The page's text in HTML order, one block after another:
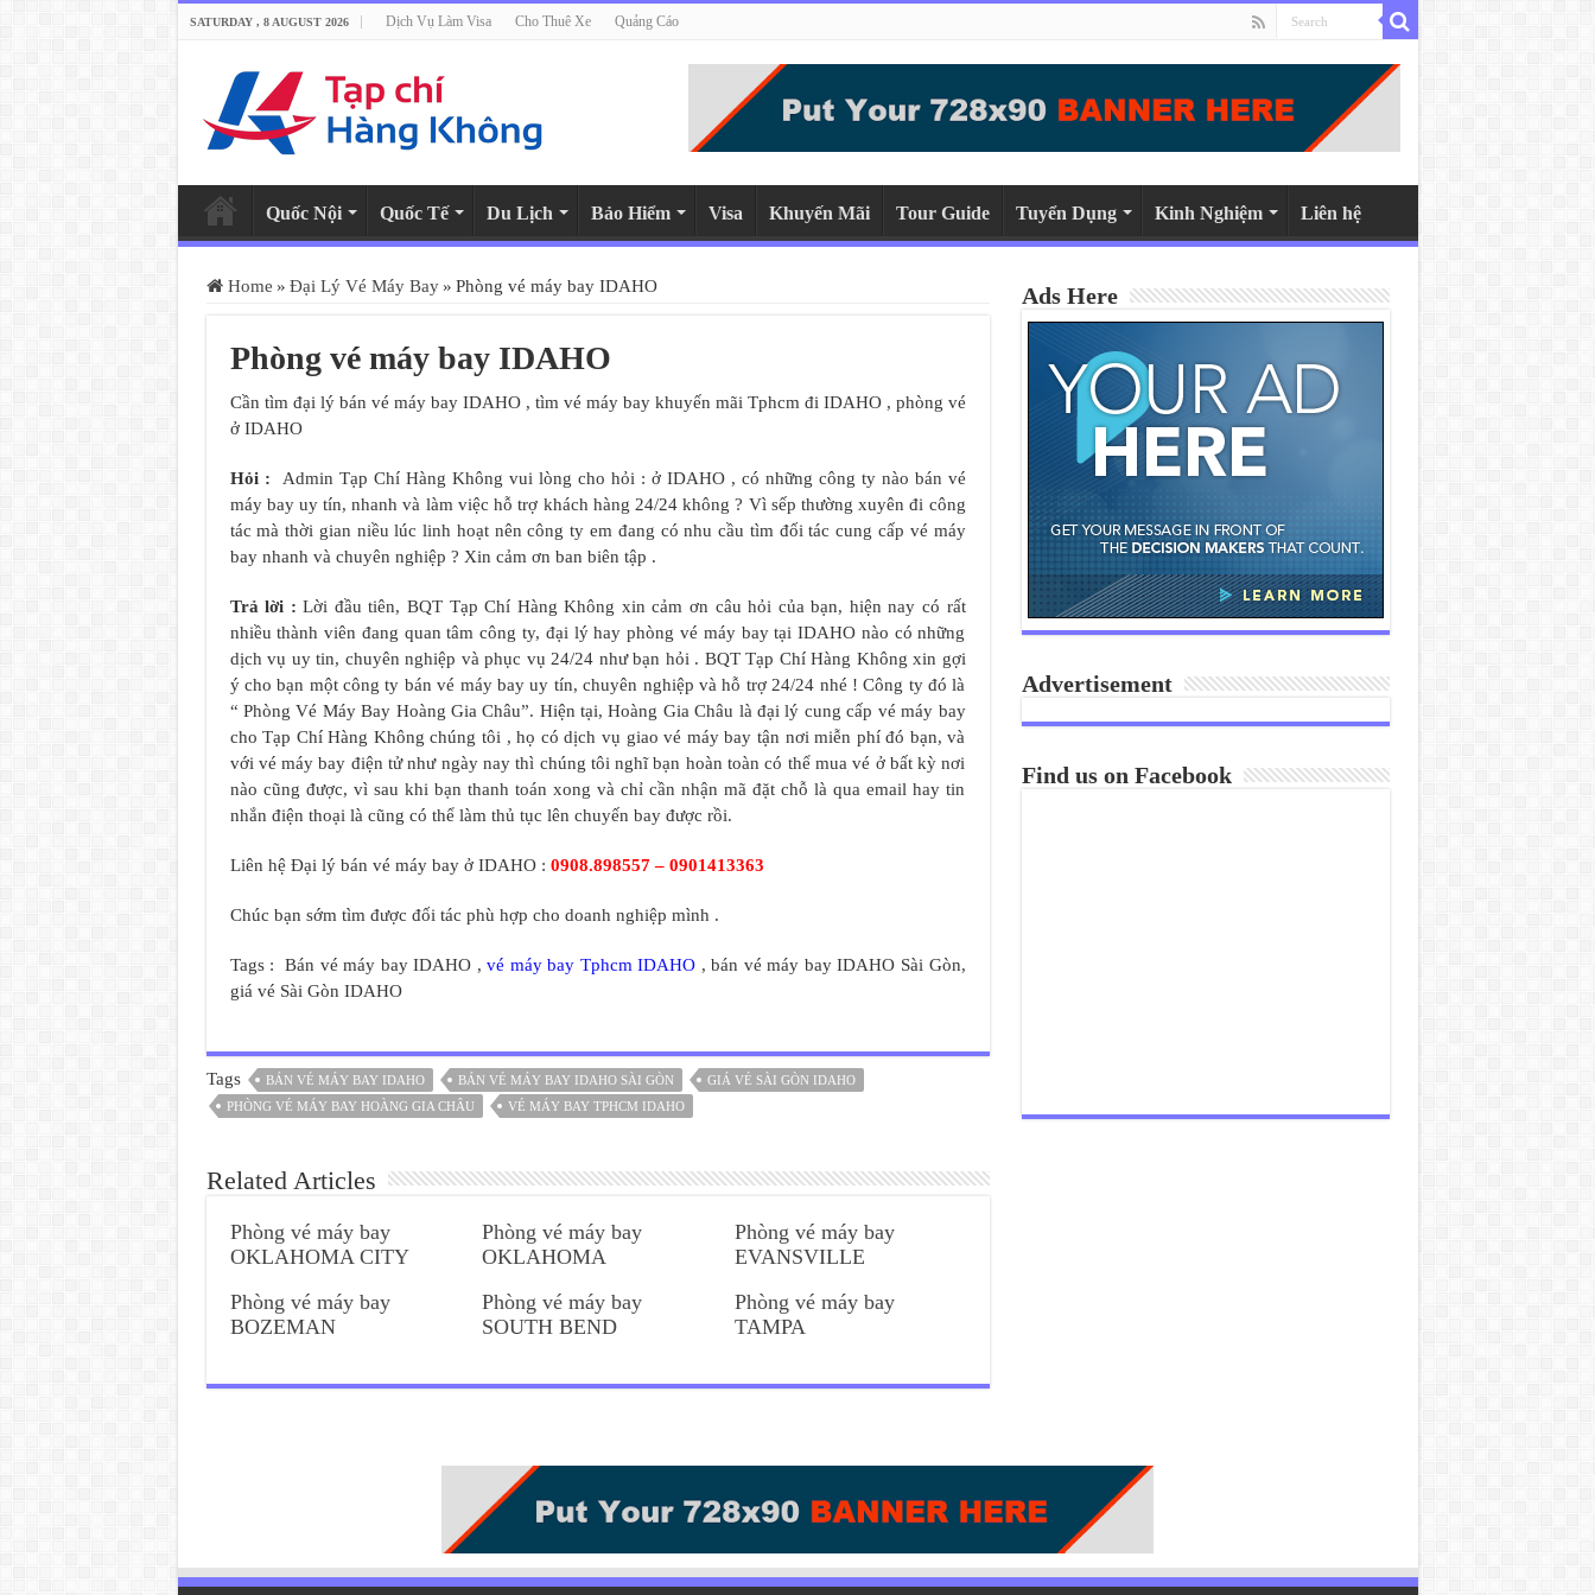
SATURDAY , 8 AUGUST 2026 Dịch Vụ Làm Visa Cho Thuê Xe Quảng Cáo
Quốc Nội Quốc Tế Du Lịch Bảo Hiểm Visa Khuyến Mãi Tour Guide Tuyển Dụng Kinh Nghiệm Liên hệ
Home » Đại Lý Vé Máy Bay » Phòng vé máy bay IDAHO
Phòng vé máy bay IDAHO
Cần tìm đại lý bán vé máy bay IDAHO , tìm vé máy bay khuyến mãi Tphcm đi IDAHO , phòng vé
ở IDAHO
Hỏi : Admin Tạp Chí Hàng Không vui lòng cho hỏi : ở IDAHO , có những công ty nào bán vé
máy bay uy tín, nhanh và làm việc hỗ trợ khách hàng 24/24 không ? Vì sếp thường xuyên đi công
tác mà thời gian niều lúc linh hoạt nên công ty em đang có nhu cầu tìm đối tác cung cấp vé máy
bay nhanh và chuyên nghiệp ? Xin cảm ơn ban biên tập .
Trả lời : Lời đầu tiên, BQT Tạp Chí Hàng Không xin cảm ơn câu hỏi của bạn, hiện nay có rất
nhiều thành viên đang quan tâm công ty, đại lý hay phòng vé máy bay tại IDAHO nào có những
dịch vụ uy tin, chuyên nghiệp và phục vụ 24/24 như bạn hỏi . BQT Tạp Chí Hàng Không xin gợi
ý cho bạn một công ty bán vé máy bay uy tín, chuyên nghiệp và hỗ trợ 24/24 nhé ! Công ty đó là
“ Phòng Vé Máy Bay Hoàng Gia Châu”. Hiện tại, Hoàng Gia Châu là đại lý cung cấp vé máy bay
cho Tạp Chí Hàng Không chúng tôi , họ có dịch vụ giao vé máy bay tận nơi miễn phí đó bạn, và
với vé máy bay điện tử như ngày nay thì chúng tôi nghĩ bạn hoàn toàn có thể mua vé ở bất kỳ nơi
nào cũng được, vì sau khi bạn thanh toán xong và chỉ cần nhận mã đặt chỗ là qua email hay tin
nhắn điện thoại là cũng có thể làm thủ tục lên chuyến bay được rồi.
Liên hệ Đại lý bán vé máy bay ở IDAHO : 0908.898557 – 0901413363
Chúc bạn sớm tìm được đối tác phù hợp cho doanh nghiệp mình .
Tags : Bán vé máy bay IDAHO ,vé máy bay Tphcm IDAHO , bán vé máy bay IDAHO Sài Gòn,
giá vé Sài Gòn IDAHO
Tags BÁN VÉ MÁY BAY IDAHO BÁN VÉ MÁY BAY IDAHO SÀI GÒN
GIÁ VÉ SÀI GÒN IDAHO
PHÒNG VÉ MÁY BAY HOÀNG GIA CHÂU
VÉ MÁY BAY TPHCM IDAHO
Related Articles
Phòng vé máy bay
OKLAHOMA CITY
Phòng vé máy bay
OKLAHOMA
Phòng vé máy bay
EVANSVILLE
Phòng vé máy bay
BOZEMAN
Phòng vé máy bay
SOUTH BEND
Phòng vé máy bay
TAMPA
Ads Here
Advertisement
Find us on Facebook